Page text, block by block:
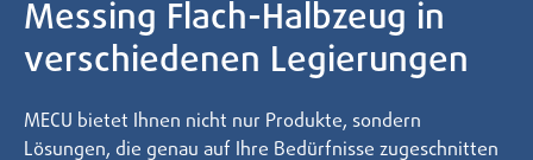
Messing Flach-Halbzeug in
verschiedenen Legierungen
MECU bietet Ihnen nicht nur Produkte, sondern
Lösungen, die genau auf Ihre Bedürfnisse zugeschnitten